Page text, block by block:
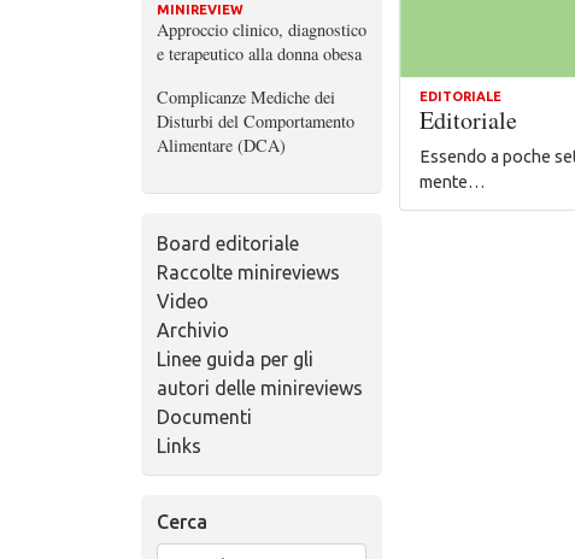
MINIREVIEW
Approccio clinico, diagnostico
e terapeutico alla donna obesa
Complicanze Mediche dei
Disturbi del Comportamento
Alimentare (DCA)
Board editoriale
Raccolte minireviews
Video
Archivio
Linee guida per gli
autori delle minireviews
Documenti
Links
Cerca
EDITORIALE
Editoriale
Essendo a poche
mente…